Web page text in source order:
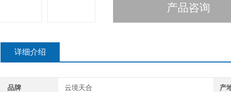
产品咨询
详细介绍
品牌 云境天合 产